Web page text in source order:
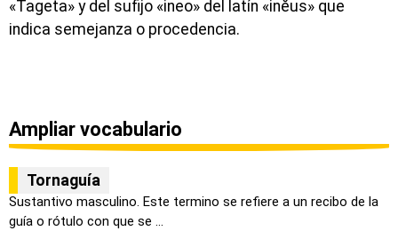
«Tageta» y del sufijo «ineo» del latín «inĕus» que
indica semejanza o procedencia.
Ampliar vocabulario
Tornaguía
Sustantivo masculino. Este termino se refiere a un recibo de la
guía o rótulo con que se ...